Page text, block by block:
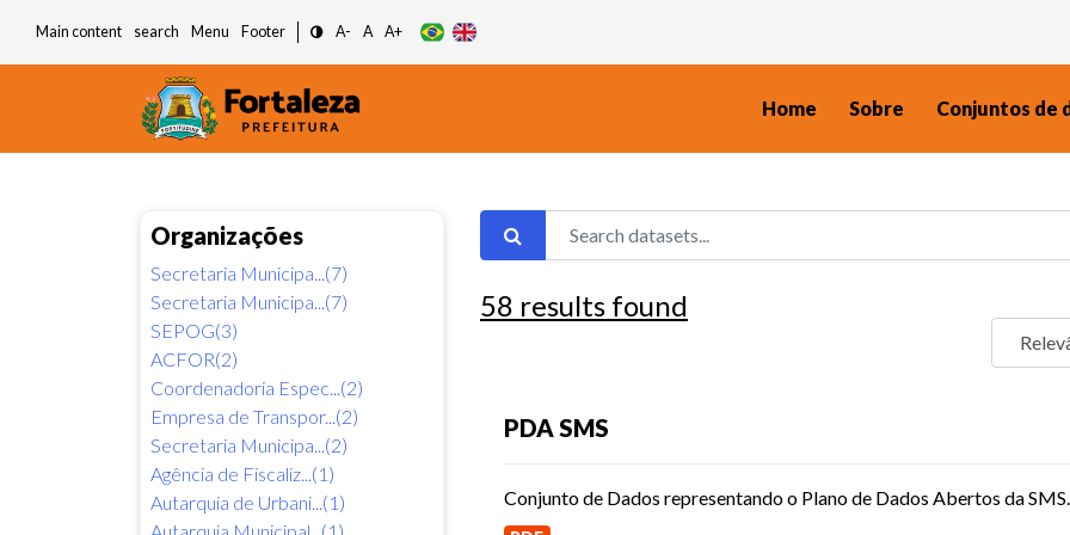
Main content search Menu Footer A- A A+
Home Sobre Conjuntos de
Organizações
Secretaria Municipa...(7)
Secretaria Municipa...(7)
SEPOG(3)
ACFOR(2)
Coordenadoria Espec...(2)
Empresa de Transpor...(2)
Secretaria Municipa...(2)
Agência de Fiscaliz...(1)
Autarquia de Urbani...(1)
Autarquia Municipal...(1)
58 results found
PDA SMS
Conjunto de Dados representando o Plano de Dados Abertos da SMS.